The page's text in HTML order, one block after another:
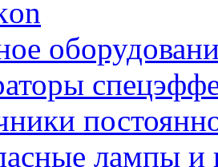
лампы и